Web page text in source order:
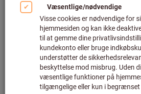
Gevindfræsere med flere rækker
Filtrer og sortér
produkter